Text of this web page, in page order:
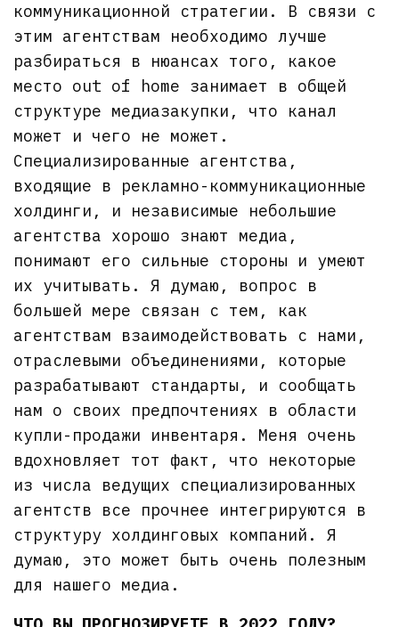
коммуникационной стратегии. В связи с
этим агентствам необходимо лучше
разбираться в нюансах того, какое
место out of home занимает в общей
структуре медиазакупки, что канал
может и чего не может.
Специализированные агентства,
входящие в рекламно-коммуникационные
холдинги, и независимые небольшие
агентства хорошо знают медиа,
понимают его сильные стороны и умеют
их учитывать. Я думаю, вопрос в
большей мере связан с тем, как
агентствам взаимодействовать с нами,
отраслевыми объединениями, которые
разрабатывают стандарты, и сообщать
нам о своих предпочтениях в области
купли-продажи инвентаря. Меня очень
вдохновляет тот факт, что некоторые
из числа ведущих специализированных
агентств все прочнее интегрируются в
структуру холдинговых компаний. Я
думаю, это может быть очень полезным
для нашего медиа.